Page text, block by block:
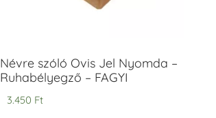
Névre szóló Ovis Jel Nyomda –
Ruhabélyegző – FAGYI
3.450 Ft